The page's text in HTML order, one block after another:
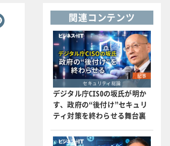
関連コンテンツ
記事
セキュリティ総論
デジタル庁CISOの坂氏が明か
す、政府の“後付け”セキュリ
ティ対策を終わらせる舞台裏